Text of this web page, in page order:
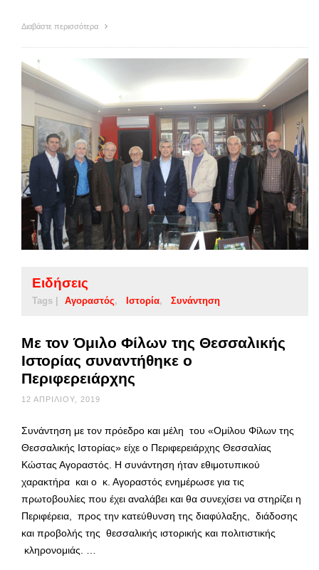
Διαβάστε περισσότερα
Ειδήσεις
Tags | Αγοραστός Ιστορία Συνάντηση
Με τον Όμιλο Φίλων της Θεσσαλικής
Ιστορίας συναντήθηκε ο
Περιφερειάρχης
12 ΑΠΡΙΛΊΟΥ, 2019
Συνάντηση με τον πρόεδρο και μέλη του «Ομίλου Φίλων της
Θεσσαλικής Ιστορίας» είχε ο Περιφερειάρχης Θεσσαλίας
Κώστας Αγοραστός. Η συνάντηση ήταν εθιμοτυπικού
χαρακτήρα και ο κ. Αγοραστός ενημέρωσε για τις
πρωτοβουλίες που έχει αναλάβει και θα συνεχίσει να στηρίζει η
Περιφέρεια, προς την κατεύθυνση της διαφύλαξης, διάδοσης
και προβολής της θεσσαλικής ιστορικής και πολιτιστικής
κληρονομιάς. …